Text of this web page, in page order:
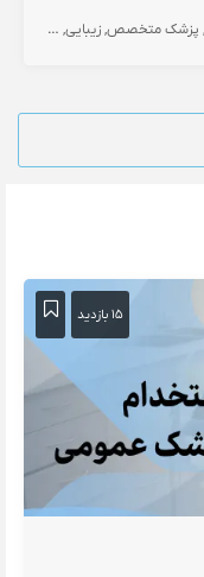
پزشک متخصص زیبایی جراح
۱۵ بازدید